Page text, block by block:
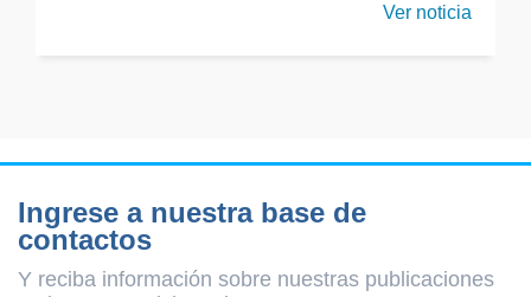
Ver noticia
Ingrese a nuestra base de
contactos
Y reciba información sobre nuestras publicaciones